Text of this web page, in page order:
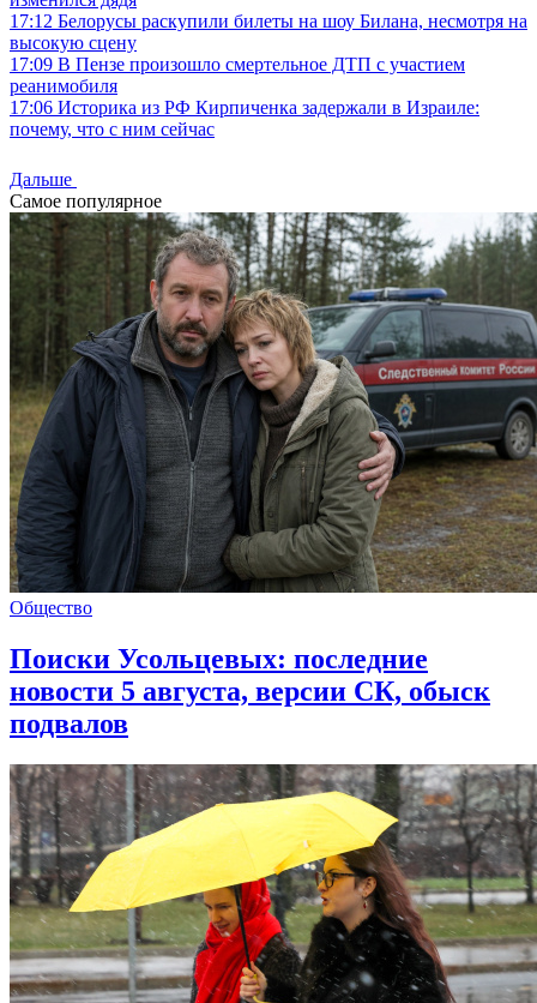
17:12 Белорусы раскупили билеты на шоу Билана, несмотря на
высокую сцену
17:09 В Пензе произошло смертельное ДТП с участием
реанимобиля
17:06 Историка из РФ Кирпиченка задержали в Израиле:
почему, что с ним сейчас
Дальше
Самое популярное
Общество
Поиски Усольцевых: последние
новости 5 августа, версии СК, обыск
подвалов